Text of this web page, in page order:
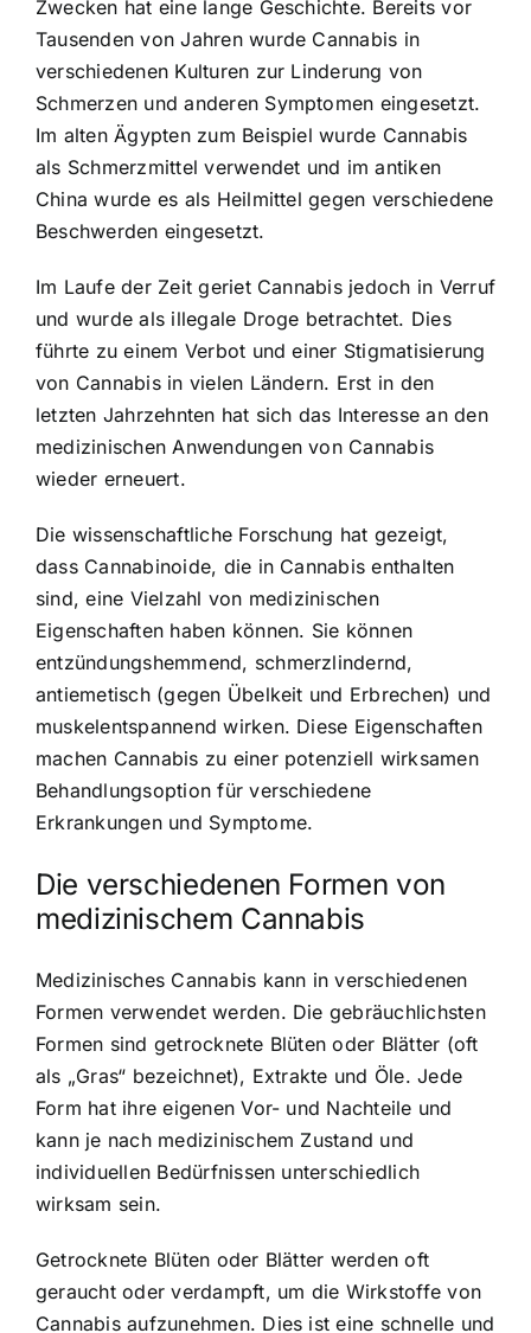
Zwecken hat eine lange Geschichte. Bereits vor
Tausenden von Jahren wurde Cannabis in
verschiedenen Kulturen zur Linderung von
Schmerzen und anderen Symptomen eingesetzt.
Im alten Ägypten zum Beispiel wurde Cannabis
als Schmerzmittel verwendet und im antiken
China wurde es als Heilmittel gegen verschiedene
Beschwerden eingesetzt.
Im Laufe der Zeit geriet Cannabis jedoch in Verruf
und wurde als illegale Droge betrachtet. Dies
führte zu einem Verbot und einer Stigmatisierung
von Cannabis in vielen Ländern. Erst in den
letzten Jahrzehnten hat sich das Interesse an den
medizinischen Anwendungen von Cannabis
wieder erneuert.
Die wissenschaftliche Forschung hat gezeigt,
dass Cannabinoide, die in Cannabis enthalten
sind, eine Vielzahl von medizinischen
Eigenschaften haben können. Sie können
entzündungshemmend, schmerzlindernd,
antiemetisch (gegen Übelkeit und Erbrechen) und
muskelentspannend wirken. Diese Eigenschaften
machen Cannabis zu einer potenziell wirksamen
Behandlungsoption für verschiedene
Erkrankungen und Symptome.
Die verschiedenen Formen von
medizinischem Cannabis
Medizinisches Cannabis kann in verschiedenen
Formen verwendet werden. Die gebräuchlichsten
Formen sind getrocknete Blüten oder Blätter (oft
als „Gras“ bezeichnet), Extrakte und Öle. Jede
Form hat ihre eigenen Vor- und Nachteile und
kann je nach medizinischem Zustand und
individuellen Bedürfnissen unterschiedlich
wirksam sein.
Getrocknete Blüten oder Blätter werden oft
geraucht oder verdampft, um die Wirkstoffe von
Cannabis aufzunehmen. Dies ist eine schnelle und